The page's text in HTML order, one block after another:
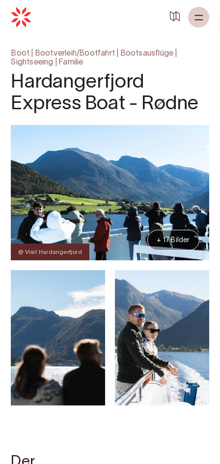
Boot Bootverleih/Bootfahrt Bootsausflüge
Sightseeing
Familie
Hardangerfjord
Express Boat - Rødne
@ Visit Hardangerfjord
+ 17 Bilder